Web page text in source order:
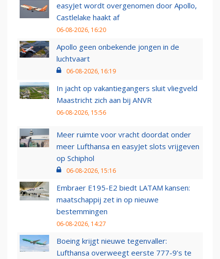
easyJet wordt overgenomen door Apollo,
Castlelake haakt af
06-08-2026, 16:20
Apollo geen onbekende jongen in de
luchtvaart
06-08-2026, 16:19
In jacht op vakantiegangers sluit vliegveld
Maastricht zich aan bij ANVR
06-08-2026, 15:56
Meer ruimte voor vracht doordat onder
meer Lufthansa en easyJet slots vrijgeven
op Schiphol
06-08-2026, 15:16
Embraer E195-E2 biedt LATAM kansen:
maatschappij zet in op nieuwe
bestemmingen
06-08-2026, 14:27
Boeing krijgt nieuwe tegenvaller:
Lufthansa overweegt eerste 777-9’s te